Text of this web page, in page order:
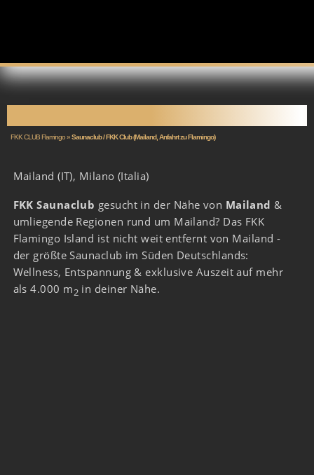
FKK CLUB Flamingo»Saunaclub / FKK Club (Mailand, Anfahrt zu Flamingo)
Mailand (IT), Milano (Italia)
FKK Saunaclub gesucht in der Nähe von Mailand &
umliegende Regionen rund um Mailand? Das FKK
Flamingo Island ist nicht weit entfernt von Mailand -
der größte Saunaclub im Süden Deutschlands:
Wellness, Entspannung & exklusive Auszeit auf mehr
als 4.000 m2in deiner Nähe.